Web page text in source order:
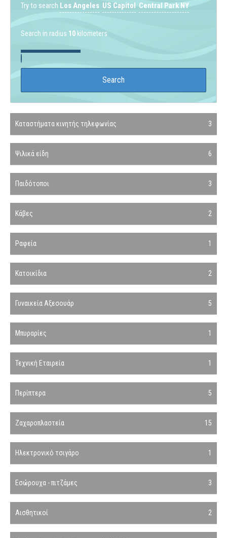
Try to search Los Angeles US Capitol Central Park NY
Search in radius 10 kilometers
Καταστήματα κινητής τηλεφωνίας 3
Ψιλικά είδη 6
Παιδότοποι 3
Κάβες 2
Ραφεία 1
Κατοικίδια 2
Γυναικεία Αξεσουάρ 5
Μπυραρίες 1
Τεχνική Εταιρεία 1
Περίπτερα 5
Ζαχαροπλαστεία 15
Ηλεκτρονικό τσιγάρο 1
Εσώρουχα - πιτζάμες 3
Αισθητικοί 2